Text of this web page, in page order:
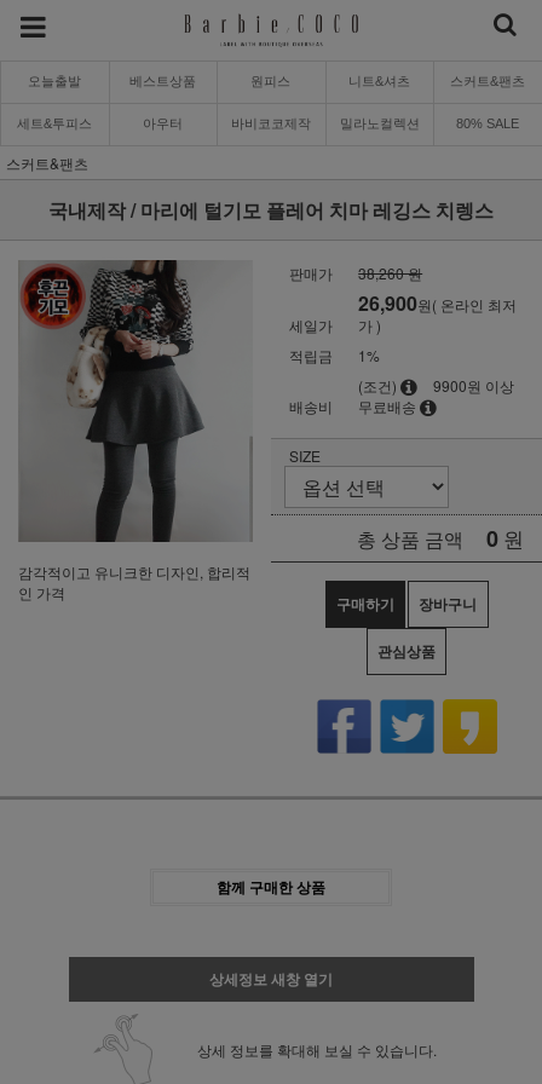
오늘출발 베스트상품 원피스 니트&셔츠 스커트&팬츠
세트&투피스 아우터 바비코코제작 밀라노컬렉션 80% SALE
스커트&팬츠
국내제작 / 마리에 털기모 플레어 치마 레깅스 치렝스
감각적이고 유니크한 디자인, 합리적
인 가격
판매가 38,260 원
세일가
26,900원( 온라인 최저
가 )
적립금
1%
배송비
(조건)
9900원 이상
무료배송
SIZE
총 상품 금액 0 원
구매하기 장바구니
관심상품
함께 구매한 상품
상세정보 새창 열기
상세 정보를 확대해 보실 수 있습니다.